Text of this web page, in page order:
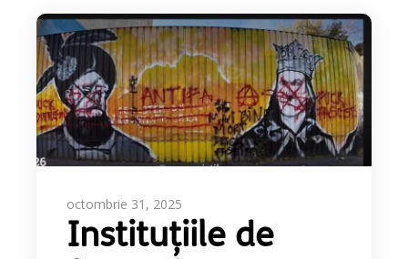
octombrie 31, 2025
Instituțiile de